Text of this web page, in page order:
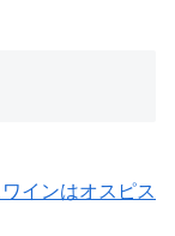
インはオスピス